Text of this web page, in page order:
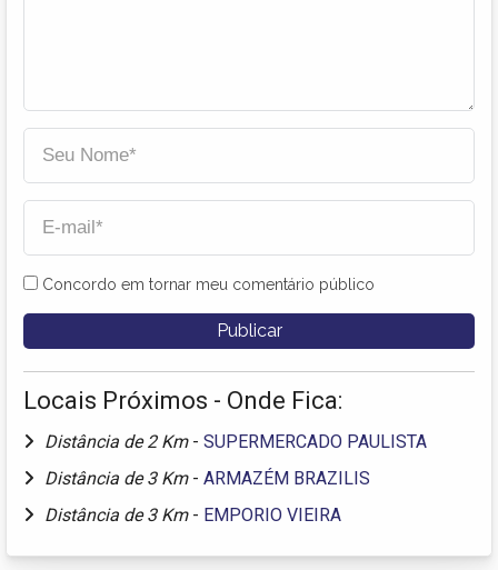
Concordo em tornar meu comentário público
Locais Próximos - Onde Fica:
Distância de 2 Km - SUPERMERCADO PAULISTA
Distância de 3 Km - ARMAZÉM BRAZILIS
Distância de 3 Km - EMPORIO VIEIRA